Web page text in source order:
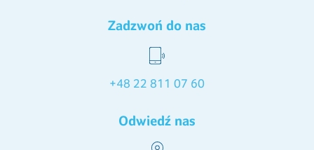
Zadzwoń do nas
+48 22 811 07 60
Odwiedź nas